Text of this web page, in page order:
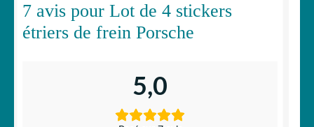
7 avis pour Lot de 4 stickers
étriers de frein Porsche
5,0